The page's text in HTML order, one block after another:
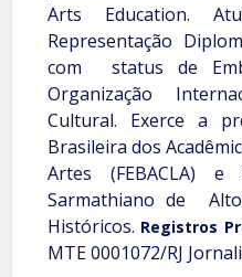
Arts Education.
Representação
com status de
Organização
Cultural. Exerce a
Brasileira dos
Artes (FEBACLA)
Sarmathiano de
Históricos. Registros
MTE 0001072/RJ